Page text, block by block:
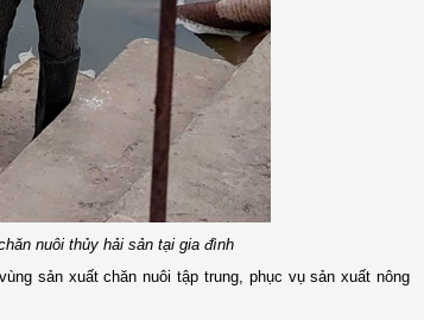
nuôi thủy hải sản tại gia đình
sản xuất chăn nuôi tập trung, phục vụ sản xuất nông